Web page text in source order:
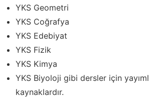
YKS Geometri
YKS Coğrafya
YKS Edebiyat
YKS Fizik
YKS Kimya
YKS Biyoloji gibi dersler için
kaynaklardır.